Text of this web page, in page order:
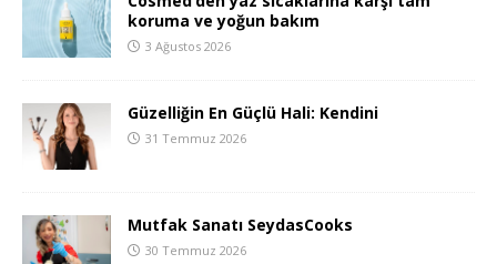
koruma ve yoğun bakım
3 Ağustos 2026
Güzelliğin En Güçlü Hali: Kendini
31 Temmuz 2026
Mutfak Sanatı SeydasCooks
30 Temmuz 2026